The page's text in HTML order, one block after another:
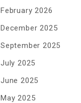
February 2026
December 2025
September 2025
July 2025
June 2025
May 2025